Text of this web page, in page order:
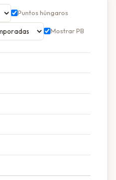
Puntos húngaros
Mostrar PB